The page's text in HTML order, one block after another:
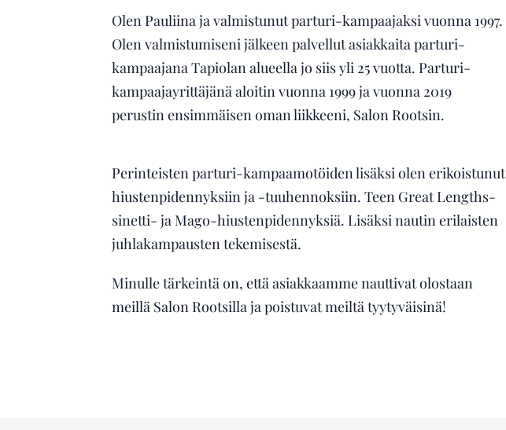
Olen Pauliina ja valmistunut parturi-kampaajaksi vuonna 1997.
Olen valmistumiseni jälkeen palvellut asiakkaita parturi-
kampaajana Tapiolan alueella jo siis yli 25 vuotta. Parturi-
kampaajayrittäjänä aloitin vuonna 1999 ja vuonna 2019
perustin ensimmäisen oman liikkeeni, Salon Rootsin.
Perinteisten parturi-kampaamotöiden lisäksi olen erikoistunut
hiustenpidennyksiin ja -tuuhennoksiin. Teen Great Lengths-
sinetti- ja Mago-hiustenpidennyksiä. Lisäksi nautin erilaisten
juhlakampausten tekemisestä.
Minulle tärkeintä on, että asiakkaamme nauttivat olostaan
meillä Salon Rootsilla ja poistuvat meiltä tyytyväisinä!